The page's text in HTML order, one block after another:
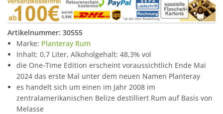
Artikelnummer: 30555
Marke: Planteray Rum
Inhalt: 0,7 Liter, Alkoholgehalt: 48,3% vol
die One-Time Edition erscheint voraussichtlich Ende Mai
2024 das erste Mal unter dem neuen Namen Planteray
es handelt sich um einen im Jahr 2008 im
zentralamerikanischen Belize destilliert Rum auf Basis von
Melasse